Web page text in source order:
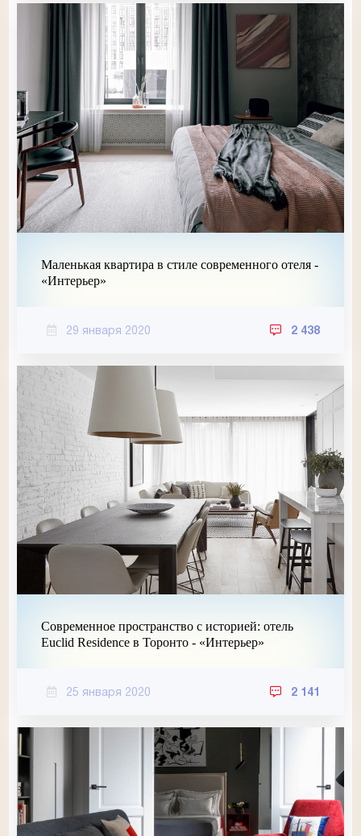
Маленькая квартира в стиле современного отеля -
«Интерьер»
29 января 2020 2 438
Современное пространство с историей: отель
Euclid Residence в Торонто - «Интерьер»
25 января 2020 2 141